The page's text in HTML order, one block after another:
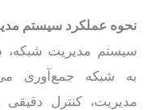
نحوه عملکرد سیستم
سیستم‌ مدیریت شبکه،
به شبکه جمع‌آوری
مدیریت، کنترل